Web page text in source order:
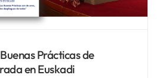
Prácticas de
en Euskadi